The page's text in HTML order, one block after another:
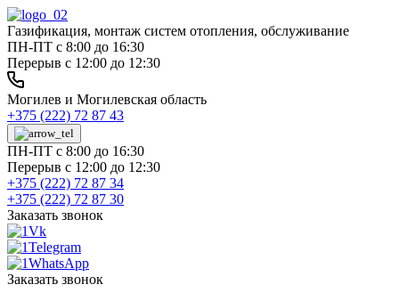
Газификация, монтаж систем отопления, обслуживание
ПН-ПТ с 8:00 до 16:30
Перерыв с 12:00 до 12:30
Могилев и Могилевская область
+375 (222) 72 87 43
ПН-ПТ с 8:00 до 16:30
Перерыв с 12:00 до 12:30
+375 (222) 72 87 34
+375 (222) 72 87 30
Заказать звонок
Заказать звонок